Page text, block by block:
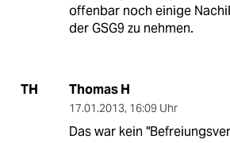
offenbar noch einige
der GSG9 zu nehmen.
TH Thomas H
17.01.2013, 16:09 Uhr
Das war kein